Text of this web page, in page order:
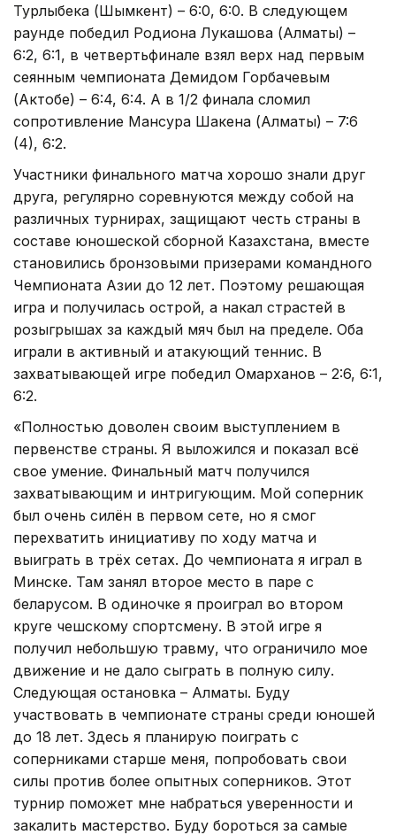
Турлыбека (Шымкент) – 6:0, 6:0. В следующем
раунде победил Родиона Лукашова (Алматы) –
6:2, 6:1, в четвертьфинале взял верх над первым
сеянным чемпионата Демидом Горбачевым
(Актобе) – 6:4, 6:4. А в 1/2 финала сломил
сопротивление Мансура Шакена (Алматы) – 7:6
(4), 6:2.
Участники финального матча хорошо знали друг
друга, регулярно соревнуются между собой на
различных турнирах, защищают честь страны в
составе юношеской сборной Казахстана, вместе
становились бронзовыми призерами командного
Чемпионата Азии до 12 лет. Поэтому решающая
игра и получилась острой, а накал страстей в
розыгрышах за каждый мяч был на пределе. Оба
играли в активный и атакующий теннис. В
захватывающей игре победил Омарханов – 2:6, 6:1,
6:2.
«Полностью доволен своим выступлением в
первенстве страны. Я выложился и показал всё
свое умение. Финальный матч получился
захватывающим и интригующим. Мой соперник
был очень силён в первом сете, но я смог
перехватить инициативу по ходу матча и
выиграть в трёх сетах. До чемпионата я играл в
Минске. Там занял второе место в паре с
беларусом. В одиночке я проиграл во втором
круге чешскому спортсмену. В этой игре я
получил небольшую травму, что ограничило мое
движение и не дало сыграть в полную силу.
Следующая остановка – Алматы. Буду
участвовать в чемпионате страны среди юношей
до 18 лет. Здесь я планирую поиграть с
соперниками старше меня, попробовать свои
силы против более опытных соперников. Этот
турнир поможет мне набраться уверенности и
закалить мастерство. Буду бороться за самые